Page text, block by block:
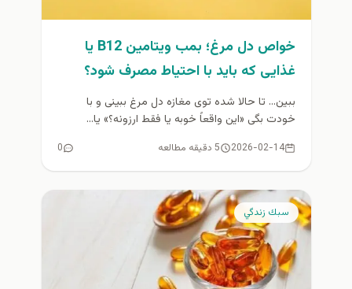
خواص دل مرغ؛ بمب ویتامین B12 یا
غذایی که باید با احتیاط مصرف شود؟
ببین… تا حالا شده توی مغازه دل مرغ ببینی و با
خودت بگی «این واقعاً خوبه یا فقط ارزونه؟» یا...
2026-02-14 5 دقیقه مطالعه 0
سبك زندگي